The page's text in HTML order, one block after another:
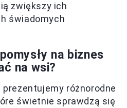
zwiększy ich
świadomych
na biznes
na wsi?
różnorodne
świetnie sprawdzą się